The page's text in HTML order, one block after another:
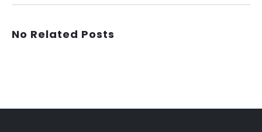
No Related Posts